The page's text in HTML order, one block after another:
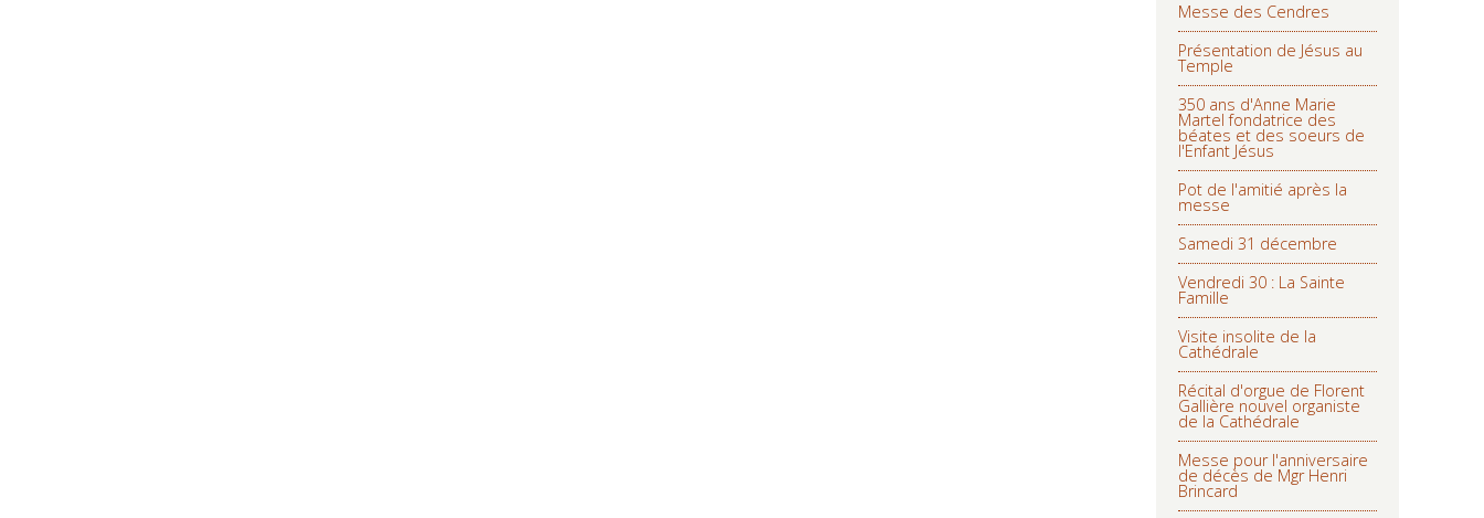
Messe des Cendres
Présentation de Jésus au
Temple
350 ans d'Anne Marie
Martel fondatrice des
béates et des soeurs de
l'Enfant Jésus
Pot de l'amitié après la
messe
Samedi 31 décembre
Vendredi 30 : La Sainte
Famille
Visite insolite de la
Cathédrale
Récital d'orgue de Florent
Gallière nouvel organiste
de la Cathédrale
Messe pour l'anniversaire
de décès de Mgr Henri
Brincard